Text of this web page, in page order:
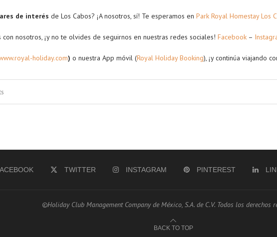
de interés de Los Cabos? ¡A nosotros, sí! Te esperamos en Park Royal Homestay Los
nosotros, ¡y no te olvides de seguirnos en nuestras redes sociales! Facebook –
holiday.com) o nuestra App móvil (Royal Holiday Booking), ¡y continúa viajando
TWITTER INSTAGRAM PINTEREST
©Holiday Club Management Company de México, S.A. de C.V. Todos los derechos
BACK TO TOP